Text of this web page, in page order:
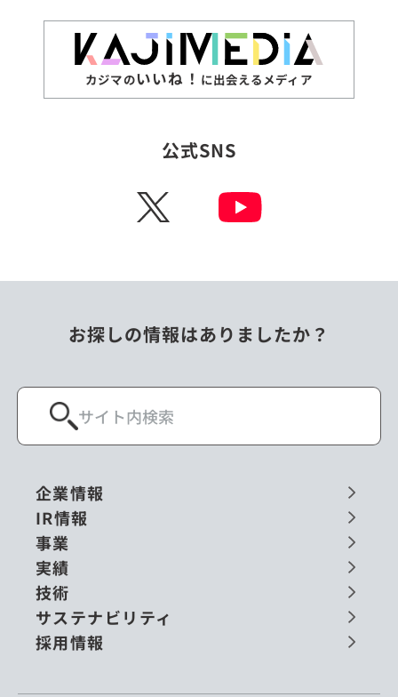
カジマのいいね！ に出会えるメディア
公式SNS
X
お探しの情報はありましたか？
企業情報
IR情報
事業
実績
技術
サステナビリティ
採用情報